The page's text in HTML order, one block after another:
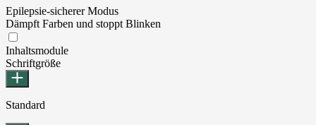
Epilepsie-sicherer Modus
Dämpft Farben und stoppt Blinken
Inhaltsmodule
Schriftgröße
Standard